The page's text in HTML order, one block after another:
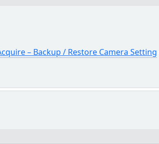
– Backup / Restore Camera Setting